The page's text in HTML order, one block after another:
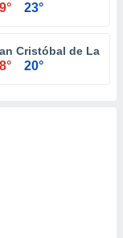
23°
Cristóbal de La
20°